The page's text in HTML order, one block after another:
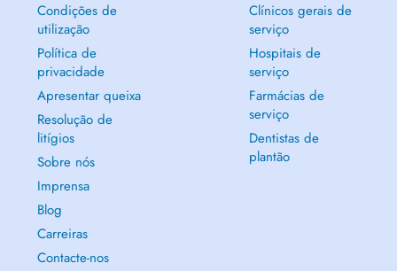
Condições de
utilização
Política de
privacidade
Apresentar queixa
Resolução de
litígios
Sobre nós
Imprensa
Blog
Carreiras
Contacte-nos
Clínicos gerais de
serviço
Hospitais de
serviço
Farmácias de
serviço
Dentistas de
plantão